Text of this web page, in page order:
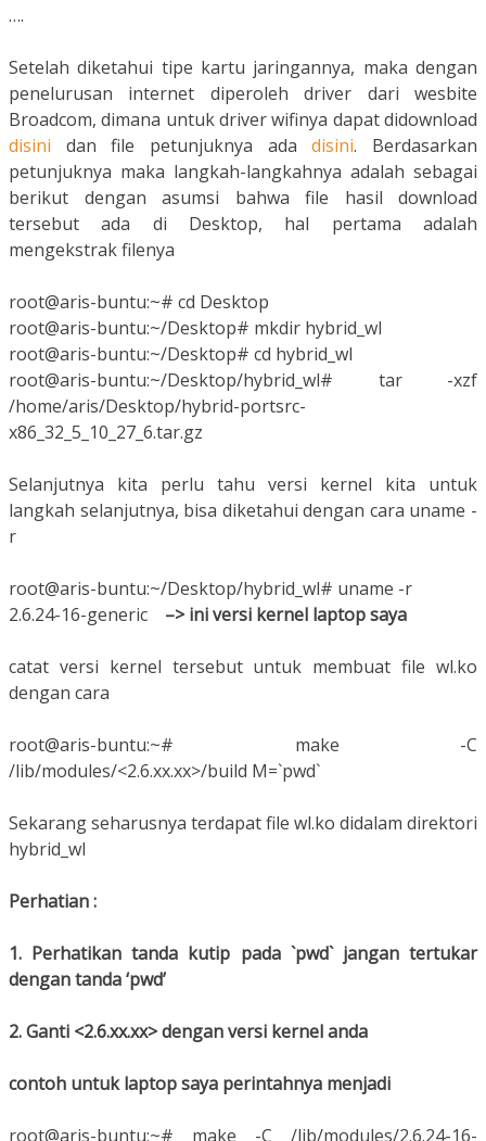
….
Setelah diketahui tipe kartu jaringannya, maka dengan
penelurusan internet diperoleh driver dari wesbite
Broadcom, dimana untuk driver wifinya dapat didownload
disini dan file petunjuknya adadisini. Berdasarkan
petunjuknya maka langkah-langkahnya adalah sebagai
berikut dengan asumsi bahwa file hasil download
tersebut ada di Desktop, hal pertama adalah
mengekstrak filenya
root@aris-buntu:~# cd Desktop
root@aris-buntu:~/Desktop# mkdir hybrid_wl
root@aris-buntu:~/Desktop# cd hybrid_wl
root@aris-buntu:~/Desktop/hybrid_wl# tar -xzf
/home/aris/Desktop/hybrid-portsrc-
x86_32_5_10_27_6.tar.gz
Selanjutnya kita perlu tahu versi kernel kita untuk
langkah selanjutnya, bisa diketahui dengan cara uname -
r
root@aris-buntu:~/Desktop/hybrid_wl# uname -r
2.6.24-16-generic –> ini versi kernel laptop saya
catat versi kernel tersebut untuk membuat file wl.ko
dengan cara
root@aris-buntu:~# make -C
/lib/modules/<2.6.xx.xx>/build M=`pwd`
Sekarang seharusnya terdapat file wl.ko didalam direktori
hybrid_wl
Perhatian :
1. Perhatikan tanda kutip pada `pwd` jangan tertukar
dengan tanda ‘pwd’
2. Ganti <2.6.xx.xx> dengan versi kernel anda
contoh untuk laptop saya perintahnya menjadi
root@aris-buntu:~# make -C /lib/modules/2.6.24-16-